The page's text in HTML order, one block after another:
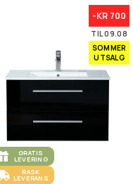
-KR 700
TIL 09.08
SOMMER
UTSALG
GRATIS
LEVERING
RASK
LEVERANS